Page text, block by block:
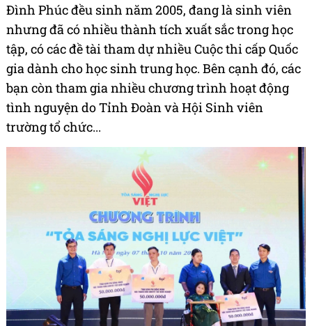
Đình Phúc đều sinh năm 2005, đang là sinh viên
nhưng đã có nhiều thành tích xuất sắc trong học
tập, có các đề tài tham dự nhiều Cuộc thi cấp Quốc
gia dành cho học sinh trung học. Bên cạnh đó, các
bạn còn tham gia nhiều chương trình hoạt động
tình nguyện do Tỉnh Đoàn và Hội Sinh viên
trường tổ chức...